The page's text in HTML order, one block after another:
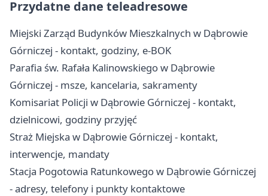
Przydatne dane teleadresowe
Miejski Zarząd Budynków Mieszkalnych w Dąbrowie
Górniczej - kontakt, godziny, e-BOK
Parafia św. Rafała Kalinowskiego w Dąbrowie
Górniczej - msze, kancelaria, sakramenty
Komisariat Policji w Dąbrowie Górniczej - kontakt,
dzielnicowi, godziny przyjęć
Straż Miejska w Dąbrowie Górniczej - kontakt,
interwencje, mandaty
Stacja Pogotowia Ratunkowego w Dąbrowie Górniczej
- adresy, telefony i punkty kontaktowe